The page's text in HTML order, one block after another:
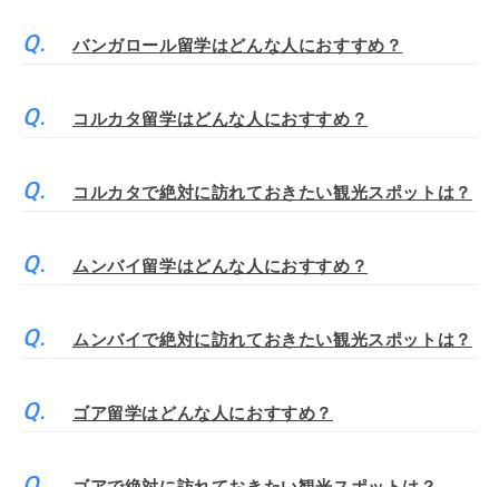
バンガロール留学はどんな人におすすめ？
コルカタ留学はどんな人におすすめ？
コルカタで絶対に訪れておきたい観光スポットは？
ムンバイ留学はどんな人におすすめ？
ムンバイで絶対に訪れておきたい観光スポットは？
ゴア留学はどんな人におすすめ？